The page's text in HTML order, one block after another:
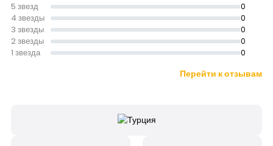
5 звезд 0
4 звезды 0
3 звезды 0
2 звезды 0
1 звезда 0
Перейти к отзывам